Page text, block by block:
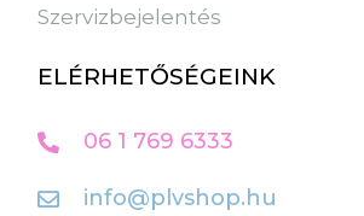
Szervizbejelentés
ELÉRHETŐSÉGEINK
06 1 769 6333
info@plvshop.hu